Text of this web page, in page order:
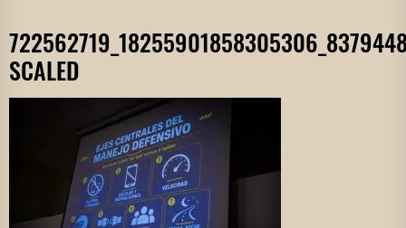
SCALED